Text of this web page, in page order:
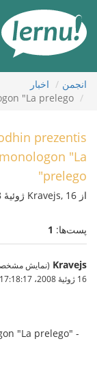
محتوا
انجمن
اخبار
"La prelego"
prezentis
"La
prelego"
از Kravejs, 16 ژوئیهٔ 2008
پست‌ها: 1
Kravejs (نمایش
16 ژوئیهٔ 2008،‏ 17:18:17
"La prelego" -